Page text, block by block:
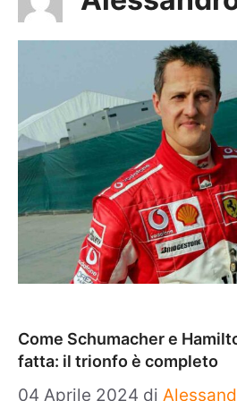
Come Schumacher e
fatta: il trionfo è completo
04 Aprile 2024 di